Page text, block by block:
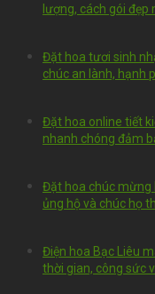
lượng, cách gói đẹp
Đặt hoa tươi sinh
chúc an lành, hạnh
Đặt hoa online tiết
nhanh chóng đảm
Đặt hoa chúc mừng
ủng hộ và chúc họ
Điện hoa Bạc Liêu
thời gian, công sức